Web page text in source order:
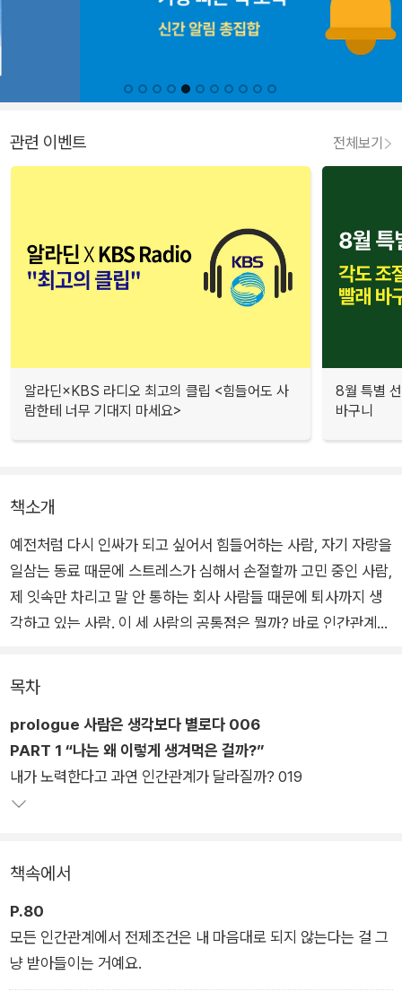
관련 이벤트 전체보기
알라딘×KBS 라디오 최고의 클립 <힘들어도 사
람한테 너무 기대지 마세요>
8월 특별
바구니
책소개
예전처럼 다시 인싸가 되고 싶어서 힘들어하는 사람, 자기 자랑을
일삼는 동료 때문에 스트레스가 심해서 손절할까 고민 중인 사람,
제 잇속만 차리고 말 안 통하는 회사 사람들 때문에 퇴사까지 생
각하고 있는 사람. 이 세 사람의 공통점은 뭘까? 바로 인간관계
채널 ‘정신과의사정우열’의 운영자이자 정신과 전문의인 정우열
에 의하면 인간관계 때문에 힘들어하는 사람들은 다음과 같은 공
통점이 있다.
첫째, 이들은 은연중에 주변 사람들 중 자신을 싫어하는 사람이
한 사람도 없기를 바란다. 둘째, 관심의 초점이 자기 자신이 아니
는 ‘자기 자신과의 관계가 힘들다’이다. 저자는 정신과 의사로서
상담실에서 수많은 내담자와 만난 경험, 그리고 심리 유튜브를 운
영하면서 실시간 상담으로 수많은 사연을 상담했던 경험을 통해
사람들의 고민 중 상당수는 ‘인간관계’ 때문이라고 주장한다.
목차
prologue 사람은 생각보다 별로다 006
PART 1 “나는 왜 이렇게 생겨먹은 걸까?”
내가 노력한다고 과연 인간관계가 달라질까? 019
책속에서
P.80
모든 인간관계에서 전제조건은 내 마음대로 되지 않는다는 걸 그
냥 받아들이는 거예요.